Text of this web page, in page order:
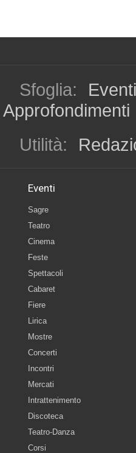
Sfoglia: Eventi
Approfondimenti
Utilità:
Eventi
Sagre
Teatro
Cinema
Feste
Spettacoli
Cabaret
Fiere
Lirica
Mostre
Concerti
Incontri
Mercati
Intrattenimento
Discoteca
Teatro-Danza
Corsi